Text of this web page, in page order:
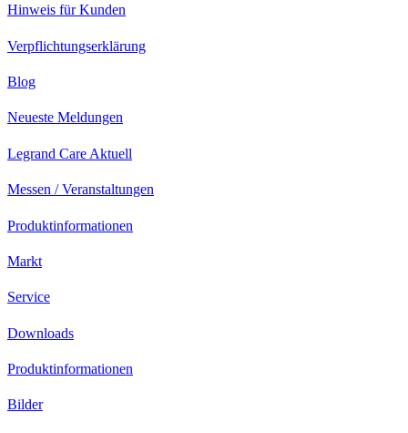
Hinweis für Kunden
Verpflichtungserklärung
Blog
Neueste Meldungen
Legrand Care Aktuell
Messen / Veranstaltungen
Produktinformationen
Markt
Service
Downloads
Produktinformationen
Bilder